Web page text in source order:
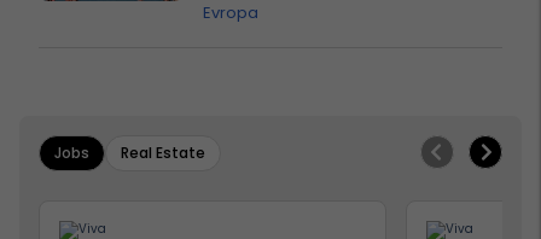
Evropa
Jobs Real Estate